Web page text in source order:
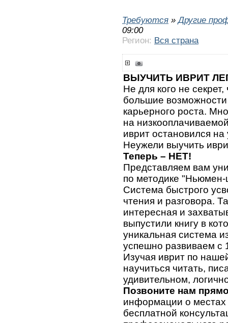
Требуются »Другие
09:00
Регион: Вся страна
ВЫУЧИТЬ ИВРИТ
Не для кого не
большие
карьерного роста.
на
иврит остановился
Неужели выучить
Теперь – НЕТ!
Представляем вам
по методике "Ньюмен-
Система быстрого
чтения и разговора.
интересная и
выпустили книгу в
уникальная система
успешно развиваем с
Изучая иврит по
научиться читать,
удивительном,
Позвоните нам
информации о местах
бесплатной